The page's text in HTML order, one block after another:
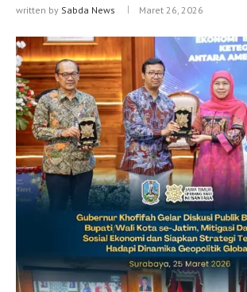
written by Sabda News Maret 26, 2026